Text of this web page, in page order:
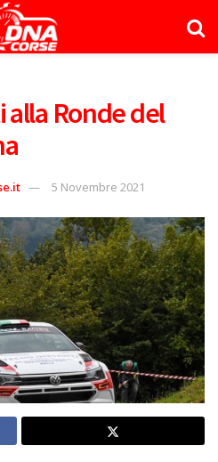
Ronde del
5 Novembre 2021